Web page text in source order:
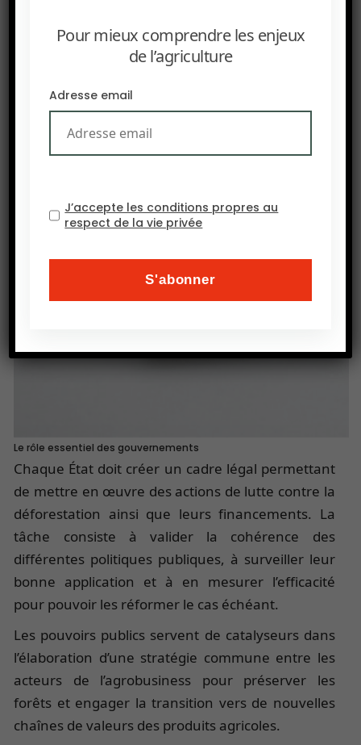
Le rôle essentiel des gouvernements
Chaque État doit créer un cadre légal permettant
de mettre en œuvre des actions de lutte contre la
déforestation ainsi que leurs financements. La
tâche consiste à valider la cohérence des
différentes politiques publiques, à surveiller leur
bonne application et à en mesurer l’efficacité
pour pouvoir les réformer le cas échéant.
Les pouvoirs publics servent de catalyseurs dans
l’élaboration d’une stratégie commune entre les
acteurs de l’agrobusiness pour préserver les
forêts et engager la transition vers de nouvelles
chaînes de valeurs des produits agricoles.
Pour mieux comprendre les enjeux
de l’agriculture
Adresse email
J’accepte les conditions propres au
respect de la vie privée